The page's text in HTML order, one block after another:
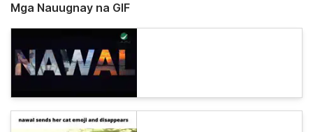
Mga Nauugnay na GIF